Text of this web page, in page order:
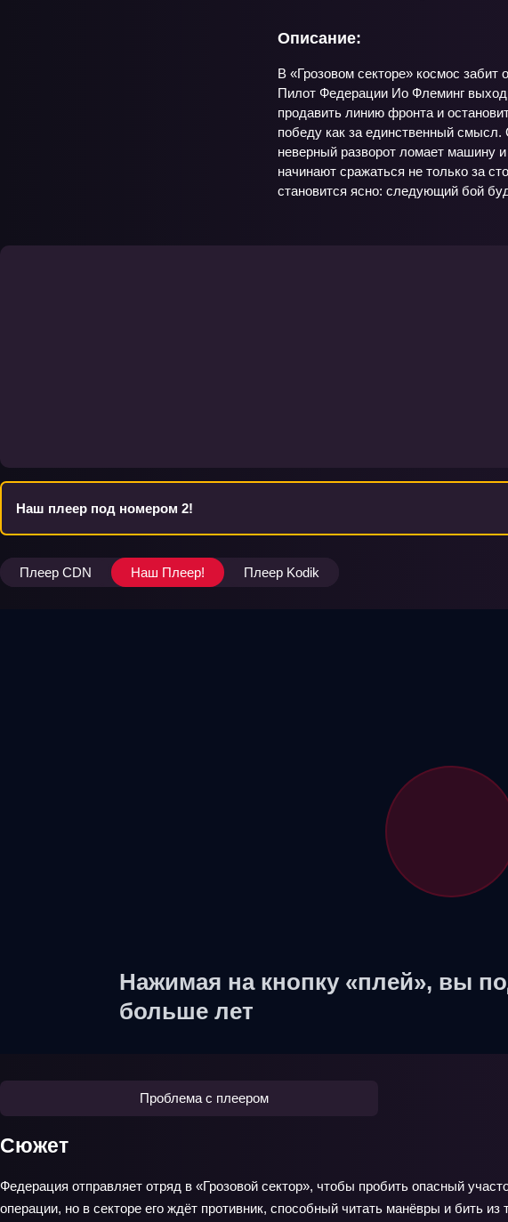
Описание:
В «Грозовом секторе» космос
Пилот Федерации Ио Флеминг
продавить линию фронта и
победу как за единственный
неверный разворот ломает машину
начинают сражаться не только за
становится ясно: следующий бой
Наш плеер под номером 2!
Плеер CDN Наш Плеер! Плеер Kodik
Нажимая на кнопку «плей», вы
больше лет
Проблема с плеером
Сюжет
Федерация отправляет отряд в «Грозовой сектор», чтобы пробить опасный
операции, но в секторе его ждёт противник, способный читать манёвры и бить